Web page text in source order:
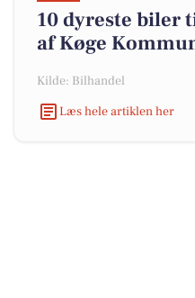
10 dyreste biler
af Køge
Kilde: Bilhandel
Læs hele artiklen her